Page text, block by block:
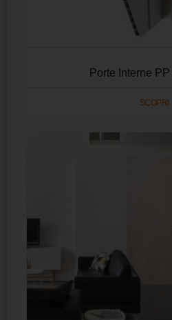
Porte Interne
SCOPRI